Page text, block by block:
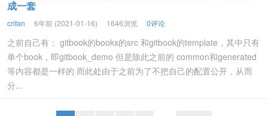
成一套
crifan 6年前 (2021-01-16) 1646浏览 0评论
之前自己有： gitbook的books的src 和gitbook的template，其中只有
单个book，即gitbook_demo 但是除此之前的 common和generated
等内容都是一样的 而此处由于之前为了不把自己的配置公开，从而
分...